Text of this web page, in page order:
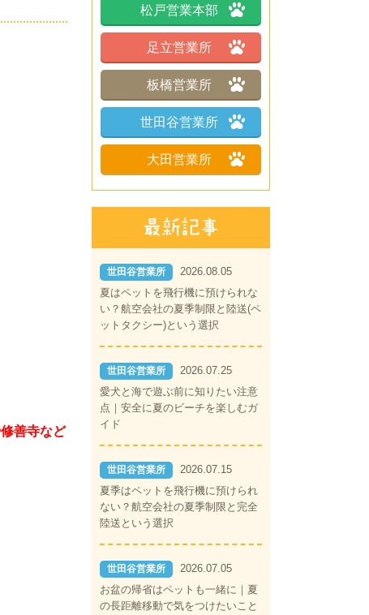
善寺など
松戸営業本部
足立営業所
板橋営業所
世田谷営業所
大田営業所
世田谷営業所
2026.08.05
夏はペットを飛行機に預けられな
い？航空会社の夏季制限と陸送(ペ
ットタクシー)という選択
世田谷営業所
2026.07.25
愛犬と海で遊ぶ前に知りたい注意
点｜安全に夏のビーチを楽しむガ
イド
世田谷営業所
2026.07.15
夏季はペットを飛行機に預けられ
ない？航空会社の夏季制限と完全
陸送という選択
世田谷営業所
2026.07.05
お盆の帰省はペットも一緒に｜夏
の長距離移動で気をつけたいこと